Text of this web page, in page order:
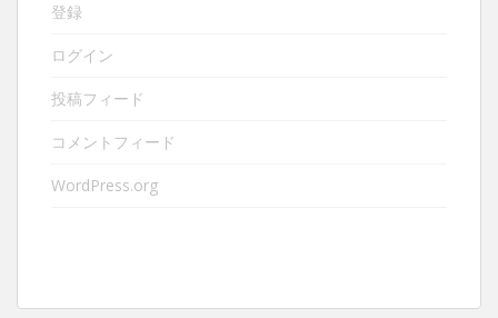
登録
ログイン
投稿フィード
コメントフィード
WordPress.org